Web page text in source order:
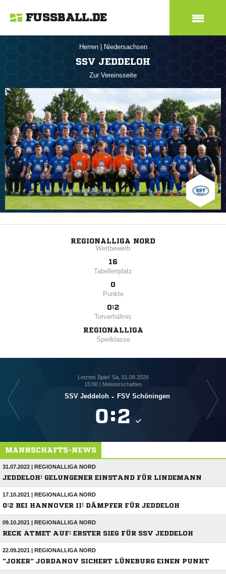
FUSSBALL.DE
Herren Niedersachsen
SSV JEDDELOH
Zur Vereinsseite
REGIONALLIGA NORD
Wettbewerb
16
Tabellenplatz
0
Punkte
0:2
Torverhältnis
REGIONALLIGA
Spielklasse
Letztes Spiel: Sa, 01.08.2026
15:00 | Meisterschaften
SSV Jeddeloh - FSV Schöningen
:
MANNSCHAFTS-NEWS
31.07.2022 | REGIONALLIGA NORD
JEDDELOH: GELUNGENER EINSTAND FÜR LINDEMANN
17.10.2021 | REGIONALLIGA NORD
0:2 BEI HANNOVER II: DÄMPFER FÜR JEDDELOH
09.10.2021 | REGIONALLIGA NORD
RECK ATMET AUF: ERSTER SIEG FÜR SSV JEDDELOH
22.09.2021 | REGIONALLIGA NORD
"JOKER" JORDANOV SICHERT LÜNEBURG EINEN PUNKT